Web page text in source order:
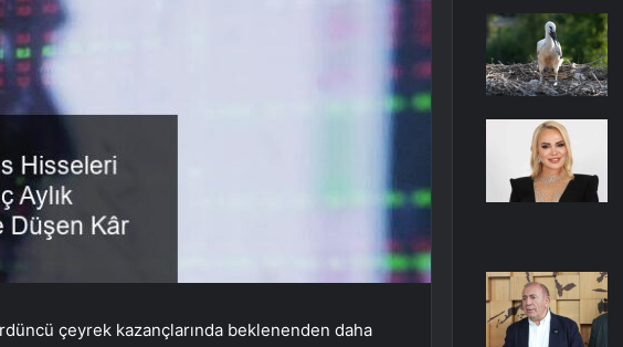
çeyrek kazançlarında beklenenden daha